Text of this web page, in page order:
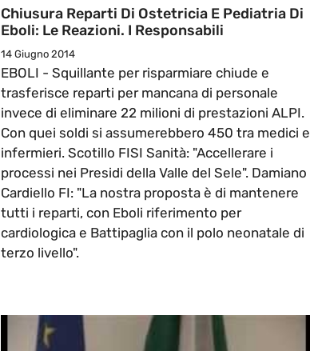
Chiusura Reparti Di Ostetricia E Pediatria Di
Eboli: Le Reazioni. I Responsabili
14 Giugno 2014
EBOLI - Squillante per risparmiare chiude e
trasferisce reparti per mancana di personale
invece di eliminare 22 milioni di prestazioni ALPI.
Con quei soldi si assumerebbero 450 tra medici e
infermieri. Scotillo FISI Sanità: "Accellerare i
processi nei Presidi della Valle del Sele". Damiano
Cardiello FI: "La nostra proposta è di mantenere
tutti i reparti, con Eboli riferimento per
cardiologica e Battipaglia con il polo neonatale di
terzo livello".